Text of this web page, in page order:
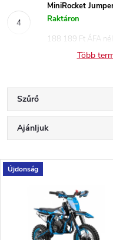
MiniRocket
Raktáron
188 189 Ft ÁFA
Több
Szűrő
T
e
Ajánljuk
Legdrágább
Legnépszerűbb termékek
ABC szerint
T
Újdonság